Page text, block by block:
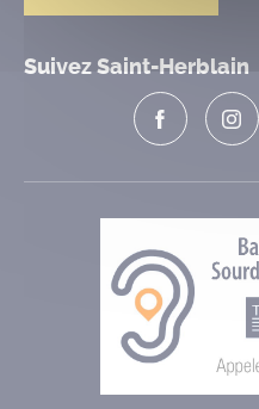
Suivez Saint-Herblain